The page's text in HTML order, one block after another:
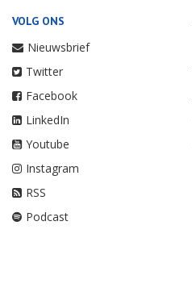
VOLG ONS
Nieuwsbrief
Twitter
Facebook
LinkedIn
Youtube
Instagram
RSS
Podcast